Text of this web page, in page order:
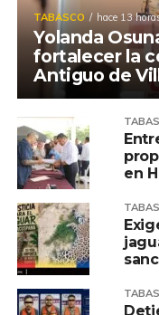
TABASCO hace 13
Yolanda
fortalecer la
Antiguo de
en